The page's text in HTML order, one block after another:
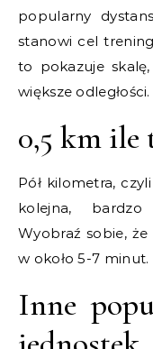
popularny
stanowi cel
to pokazuje
większe odległości.
0,5 km ile
Pół kilometra,
kolejna,
Wyobraź sobie,
w około 5-7 minut.
Inne